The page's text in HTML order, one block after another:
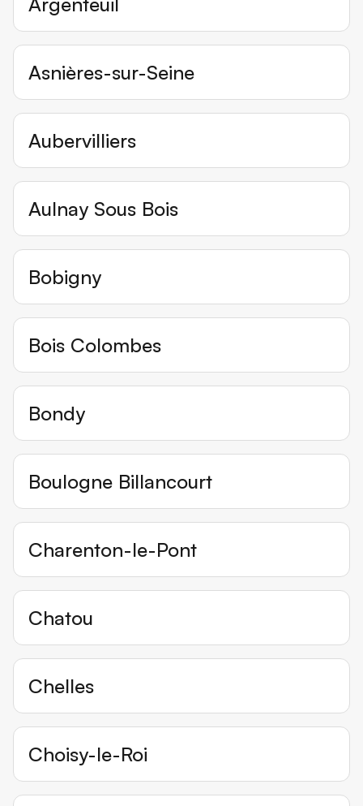
Asnières-sur-Seine
Aubervilliers
Aulnay Sous Bois
Bobigny
Bois Colombes
Bondy
Boulogne Billancourt
Charenton-le-Pont
Chatou
Chelles
Choisy-le-Roi